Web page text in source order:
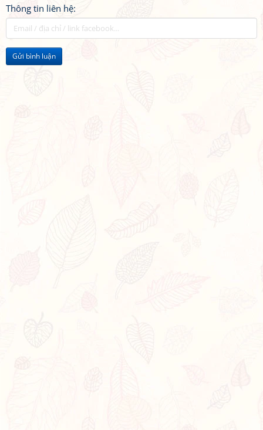
Thông tin liên hệ:
Gửi bình luận